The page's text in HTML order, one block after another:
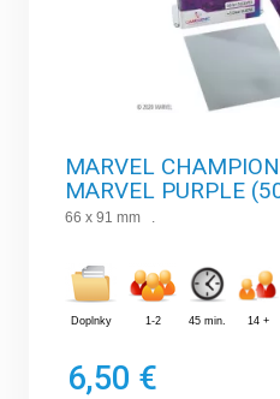
MARVEL
MARVEL PURPLE
66 x 91 mm .
Doplnky 1-2 45 min. 14 +
6,50 €